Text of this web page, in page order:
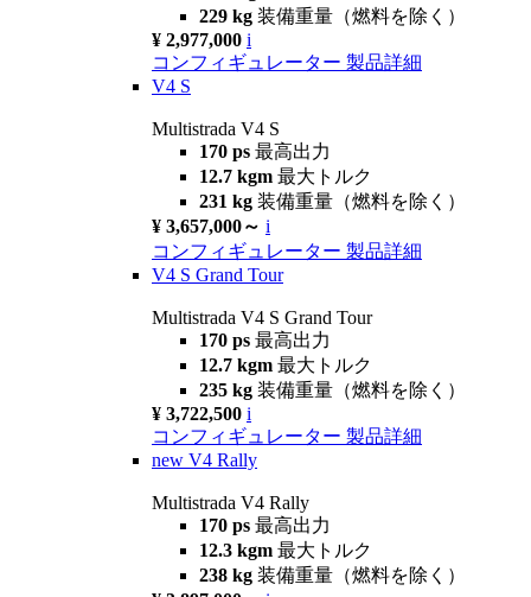
229 kg 装備重量（燃料を除く）
¥ 2,977,000 i
コンフィギュレーター 製品詳細
V4 S
Multistrada V4 S
170 ps 最高出力
12.7 kgm 最大トルク
231 kg 装備重量（燃料を除く）
¥ 3,657,000～ i
コンフィギュレーター 製品詳細
V4 S Grand Tour
Multistrada V4 S Grand Tour
170 ps 最高出力
12.7 kgm 最大トルク
235 kg 装備重量（燃料を除く）
¥ 3,722,500 i
コンフィギュレーター 製品詳細
new V4 Rally
Multistrada V4 Rally
170 ps 最高出力
12.3 kgm 最大トルク
238 kg 装備重量（燃料を除く）